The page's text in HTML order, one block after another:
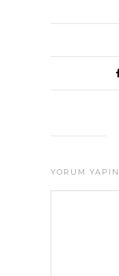
YORUM YAPIN